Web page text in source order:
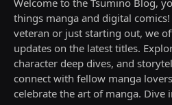
things manga and digital
veteran or just starting out, we
updates on the latest titles.
character deep dives, and
connect with fellow manga
celebrate the art of manga.